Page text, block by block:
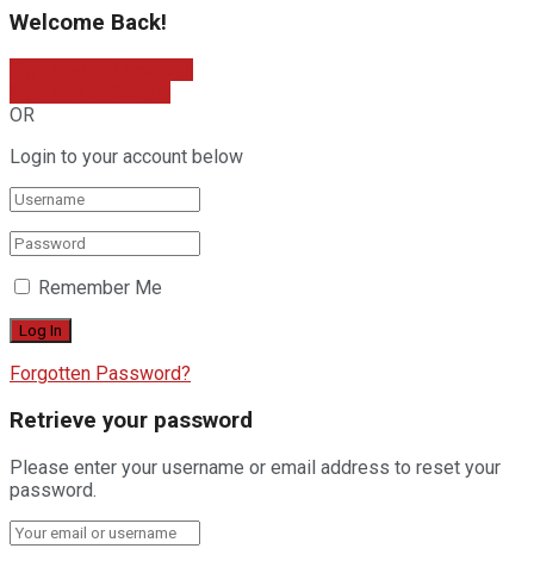
Welcome Back!
OR
Login to your account below
Remember Me
Forgotten Password?
Retrieve your password
Please enter your username or email address to reset your
password.